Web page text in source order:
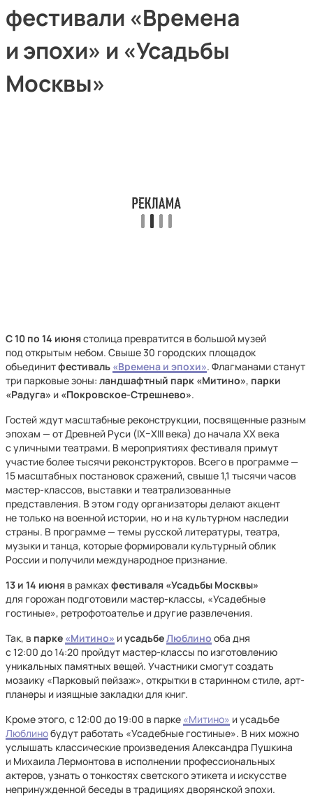
фестивали «Времена
и эпохи» и «Усадьбы
Москвы»
С 10 по 14 июнястолица превратится в большой музей
под открытым небом. Свыше 30 городских площадок
объединитфестиваль «Времена и эпохи». Флагманами станут
три парковые зоны: ландшафтный парк «Митино», парки
«Радуга» и «Покровское-Стрешнево».
Гостей ждут масштабные реконструкции, посвященные разным
эпохам — от Древней Руси (IX–XIII века) до начала ХХ века
с уличными театрами. В мероприятиях фестиваля примут
участие более тысячи реконструкторов. Всего в программе —
15 масштабных постановок сражений, свыше 1,1 тысячи часов
мастер-классов, выставки и театрализованные
представления. В этом году организаторы делают акцент
не только на военной истории, но и на культурном наследии
страны. В программе — темы русской литературы, театра,
музыки и танца, которые формировали культурный облик
России и получили международное признание.
13 и 14 июня в рамках фестиваля «Усадьбы Москвы»
для горожан подготовили мастер-классы, «Усадебные
гостиные», ретрофотоателье и другие развлечения.
Так, в парке «Митино» иусадьбеЛюблино оба дня
с 12:00 до 14:20 пройдут мастер-классы по изготовлению
уникальных памятных вещей. Участники смогут создать
мозаику «Парковый пейзаж», открытки в старинном стиле, арт-
планеры и изящные закладки для книг.
Кроме этого, с 12:00 до 19:00 в парке «Митино» и усадьбе
Люблинобудут работать «Усадебные гостиные». В них можно
услышать классические произведения Александра Пушкина
и Михаила Лермонтова в исполнении профессиональных
актеров, узнать о тонкостях светского этикета и искусстве
непринужденной беседы в традициях дворянской эпохи.